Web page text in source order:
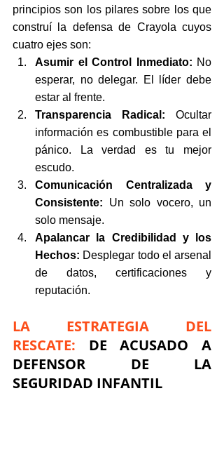
principios son los pilares sobre los que
construí la defensa de Crayola cuyos
cuatro ejes son:
Asumir el Control Inmediato: No
esperar, no delegar. El líder debe
estar al frente.
Transparencia Radical: Ocultar
información es combustible para el
pánico. La verdad es tu mejor
escudo.
Comunicación Centralizada y
Consistente: Un solo vocero, un
solo mensaje.
Apalancar la Credibilidad y los
Hechos: Desplegar todo el arsenal
de datos, certificaciones y
reputación.
LA ESTRATEGIA DEL
RESCATE: DE ACUSADO A
DEFENSOR DE LA
SEGURIDAD INFANTIL